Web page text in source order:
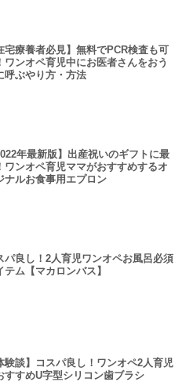
宅療養者必見】無料でPCR検査も可
ワンオペ育児中にお医者さんをおう
呼ぶやり方・方法
年最新版】出産祝いのギフトに最
ワンオペ育児ママがおすすめするオ
ナルお食事用エプロン
パ良し！2人育児ワンオペお風呂必須
テム【マカロンバス】
験談】コスパ良し！ワンオペ2人育児
すすめU字型シリコン歯ブラシ